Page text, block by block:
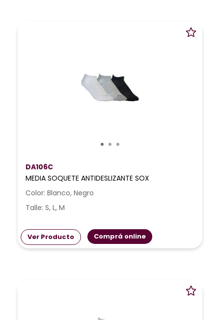
DA106C
MEDIA SOQUETE ANTIDESLIZANTE SOX
Color: Blanco, Negro
Talle: S, L, M
Ver Producto Comprá online